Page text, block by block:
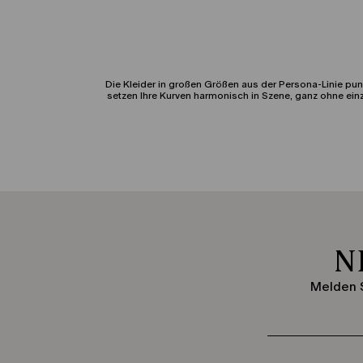
Die Kleider in großen Größen aus der Persona-Linie
setzen Ihre Kurven harmonisch in Szene, ganz ohne
Leichte Baumwolle sorgt für maximale Frische im
Leichtigkeit in elegante Looks. Die
Die modernen Plus-Size-Kleider von Persona
Melden